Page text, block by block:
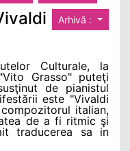
Arhivă :
Culturale, la
Grasso" puteţi
de pianistul
este "Vivaldi
italian,
de a fi ritmic şi
traducerea sa in